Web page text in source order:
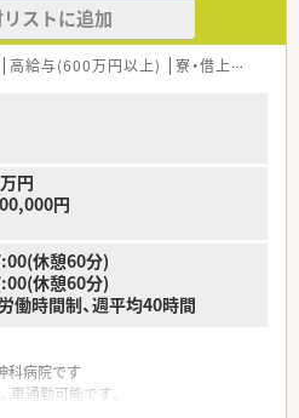
医療に貢献し、経営基盤が非常に安定
60代)も歓迎しており、多様な年代の薬
。
、17時半退勤でプライベートの時間も
おり、子育て中の薬剤師も安心して働
/給食無し)
勤もないため伊万里市に腰を据えて長
す。
：70歳、勤務延長：72歳まで
、服薬指導、病棟業務、薬剤検品、薬
の他付随する業務をおこなって頂きま
ストに追加
高給与(600万円以上) 寮・借上社宅あり
円
円
休憩60分)
休憩60分)
働時間制、週平均40時間
科病院です
通勤可能です。